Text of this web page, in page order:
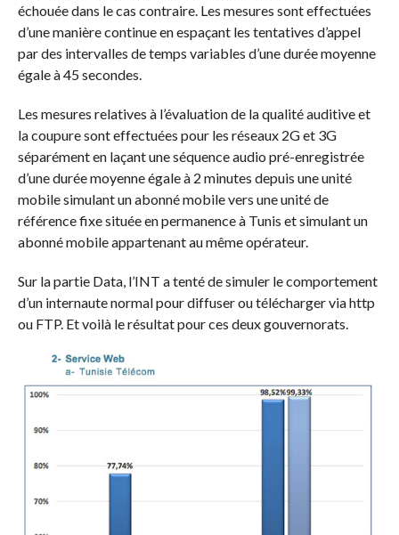
échouée dans le cas contraire. Les mesures sont effectuées
d’une manière continue en espaçant les tentatives d’appel
par des intervalles de temps variables d’une durée moyenne
égale à 45 secondes.
Les mesures relatives à l’évaluation de la qualité auditive et
la coupure sont effectuées pour les réseaux 2G et 3G
séparément en laçant une séquence audio pré-enregistrée
d’une durée moyenne égale à 2 minutes depuis une unité
mobile simulant un abonné mobile vers une unité de
référence fixe située en permanence à Tunis et simulant un
abonné mobile appartenant au même opérateur.
Sur la partie Data, l’INT a tenté de simuler le comportement
d’un internaute normal pour diffuser ou télécharger via http
ou FTP. Et voilà le résultat pour ces deux gouvernorats.